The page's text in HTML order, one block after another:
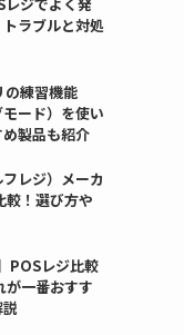
ラブルと対処
の練習機能
モード）を使い
製品も紹介
レジ）メーカ
較！選び方や
POSレジ比較
が一番おすす